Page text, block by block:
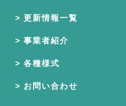
更新情報一覧
事業者紹介
各種様式
お問い合わせ